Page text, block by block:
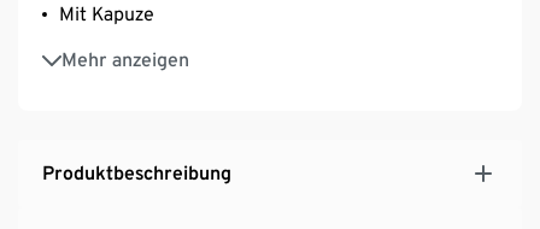
Mit Kapuze
Mehr anzeigen
Leicht abgerundete, verlängerte Rückseite
Softes, elastisches Material mit der Faser Creora® –
Produktbeschreibung